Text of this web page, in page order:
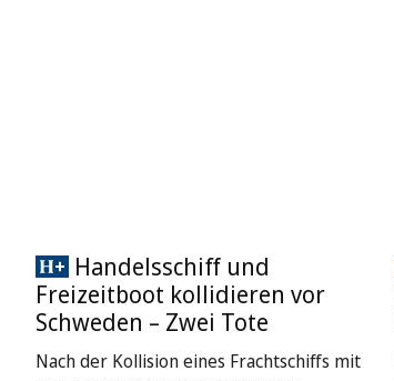
Handelsschiff und
Freizeitboot kollidieren vor
Schweden – Zwei Tote
Nach der Kollision eines Frachtschiffs mit